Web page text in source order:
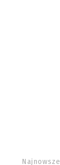
Najnowsze